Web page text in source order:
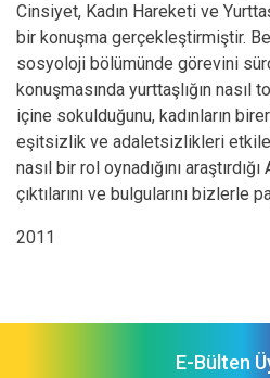
Cinsiyet, Kadın Hareketi ve
bir konuşma gerçekleştirmiştir.
sosyoloji bölümünde görevini
konuşmasında yurttaşlığın nasıl
içine sokulduğunu, kadınların
eşitsizlik ve adaletsizlikleri
nasıl bir rol oynadığını
çıktılarını ve bulgularını bizlerle
2011
E-Bülten